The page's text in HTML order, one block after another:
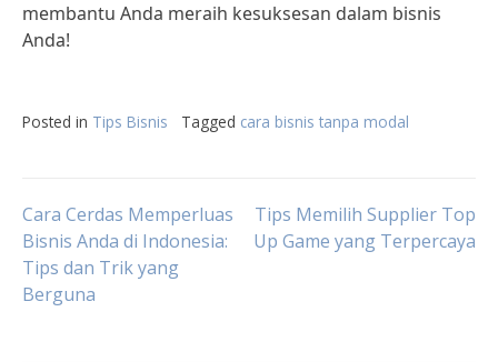
membantu Anda meraih kesuksesan dalam bisnis
Anda!
Posted in Tips Bisnis Tagged cara bisnis tanpa modal
Post
navigation
Cara Cerdas Memperluas
Bisnis Anda di Indonesia:
Tips dan Trik yang
Berguna
Tips Memilih Supplier Top
Up Game yang Terpercaya